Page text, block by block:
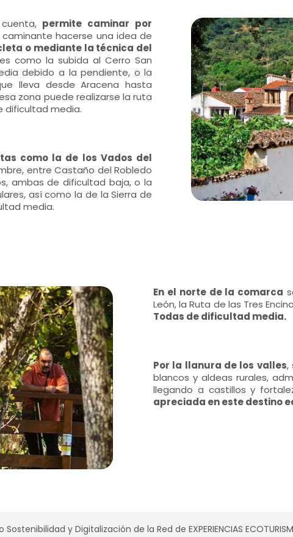
permite caminar por
hacerse una idea de
o mediante la técnica del
como la subida al Cerro San
debido a la pendiente, o la
lleva desde Aracena hasta
zona puede realizarse la ruta
dificultad media.
como la de los Vados del
entre Castaño del Robledo
ambas de dificultad baja, o la
así como la de la Sierra de
media.
En el norte de la comarca
León, la Ruta de las Tres
Todas de dificultad media.
Por la llanura de los valles,
blancos y aldeas rurales,
llegando a castillos y
apreciada en este destino
y Digitalización de la Red de EXPERIENCIAS